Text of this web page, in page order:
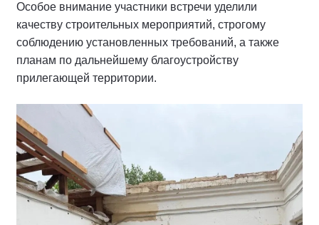
Особое внимание участники встречи уделили
качеству строительных мероприятий, строгому
соблюдению установленных требований, а также
планам по дальнейшему благоустройству
прилегающей территории.